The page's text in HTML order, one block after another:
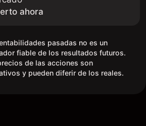
ahora
pasadas no es un
fiable de los resultados futuros.
de las acciones son
y pueden diferir de los reales.